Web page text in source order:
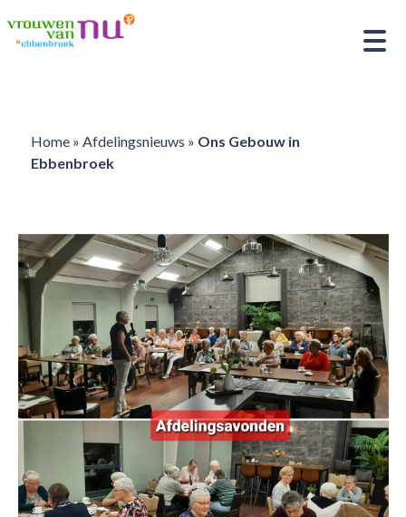
Home» Afdelingsnieuws » Ons Gebouw in
Ebbenbroek